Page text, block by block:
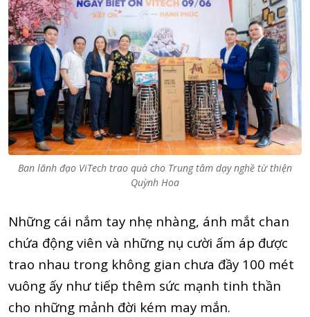
Ban lãnh đạo ViTech trao quà cho Trung tâm dạy nghề từ thiện
Quỳnh Hoa
Những cái nắm tay nhẹ nhàng, ánh mắt chan
chứa động viên và những nụ cười ấm áp được
trao nhau trong không gian chưa đầy 100 mét
vuông ấy như tiếp thêm sức mạnh tinh thần
cho những mảnh đời kém may mắn.